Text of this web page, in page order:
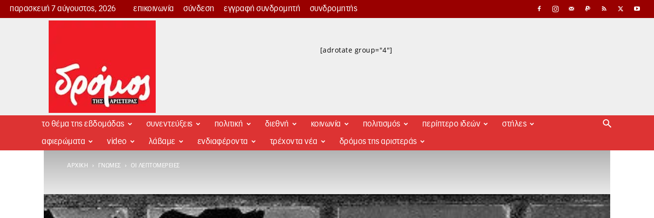
παρασκευή 7 αύγουστος, 2026 επικοινωνία σύνδεση εγγραφή συνδρομητή συνδρομητής
Δρόμος
[adrotate group="4"]
το θέμα της εβδομάδας συνεντεύξεις πολιτική διεθνή κοινωνία πολιτισμός περίπτερο ιδεών στήλες
αφιερώματα video λάβαμε ενδιαφέροντα τρέχοντα νέα δρόμος της αριστεράς
ΑΡΧΙΚΉ ΓΝΏΜΕΣ ΟΙ ΛΕΠΤΟΜΈΡΕΙΕΣ